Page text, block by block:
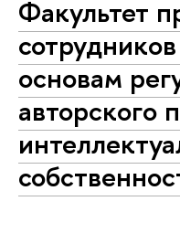
Факультет
основам
авторского